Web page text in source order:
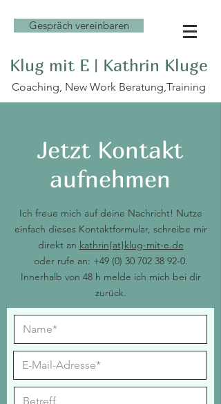
Gespräch vereinbaren
Klug mit E | Kathrin Kluge
Coaching, New Work Beratung,Training
Jetzt Kontakt
aufnehmen
Ich freue mich auf deine Nachricht! Nutze
einfach dieses Kontaktformular, schreibe mir
direkt an kathrin{at}klug-mit-e.de
oder rufe an: +49 (0) 30 702 38 92-0.
Innerhalb von 48 h melde ich mich bei dir
zurück.